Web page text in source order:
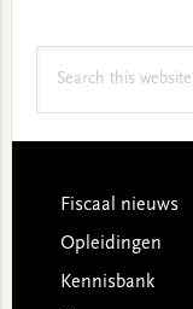
Footer
Fiscaal nieuws
Opleidingen
Kennisbank